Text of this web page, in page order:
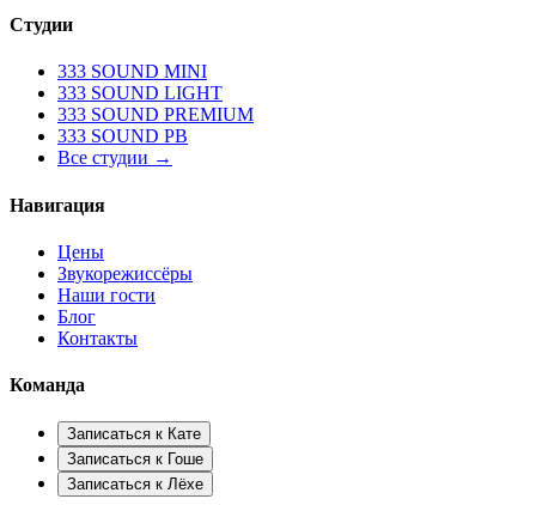
Студии
333 SOUND MINI
333 SOUND LIGHT
333 SOUND PREMIUM
333 SOUND PB
Все студии →
Навигация
Цены
Звукорежиссёры
Наши гости
Блог
Контакты
Команда
Записаться к Кате
Записаться к Гоше
Записаться к Лёхе